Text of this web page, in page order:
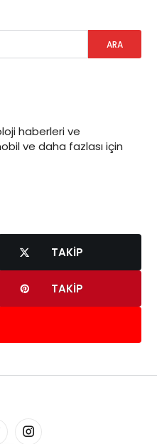
haberleri ve
ve daha fazlası için
TAKIP
TAKIP